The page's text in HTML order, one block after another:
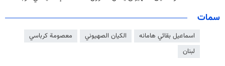
سمات
اسماعيل بقائي هامانه الكيان الصهيوني
معصومة كرباسي
لبنان